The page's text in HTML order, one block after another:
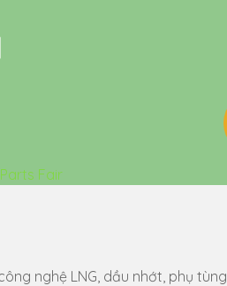
nghệ LNG, dầu nhớt, phụ